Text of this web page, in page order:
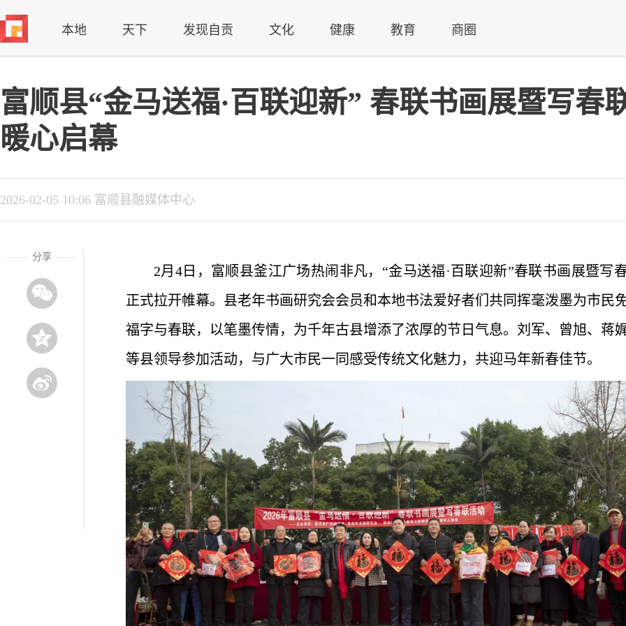
本地 天下 发现自贡 文化 健康 教育 商圈
富顺县“金马送福·百联迎新” 春联书画展暨写春
暖心启幕
2026-02-05 10:06 富顺县融媒体中心
分享
2月4日，富顺县釜江广场热闹非凡，“金马送福·百联迎新”春联书画展暨写
正式拉开帷幕。县老年书画研究会会员和本地书法爱好者们共同挥毫泼墨为市民
福字与春联，以笔墨传情，为千年古县增添了浓厚的节日气息。刘军、曾旭、蒋
等县领导参加活动，与广大市民一同感受传统文化魅力，共迎马年新春佳节。